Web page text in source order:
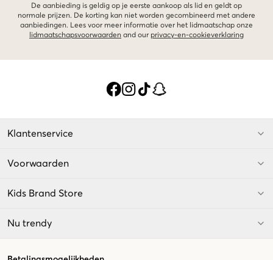
De aanbieding is geldig op je eerste aankoop als lid en geldt op
normale prijzen. De korting kan niet worden gecombineerd met andere
aanbiedingen. Lees voor meer informatie over het lidmaatschap onze
lidmaatschapsvoorwaarden and our privacy-en-cookieverklaring
Klantenservice
Voorwaarden
Kids Brand Store
Nu trendy